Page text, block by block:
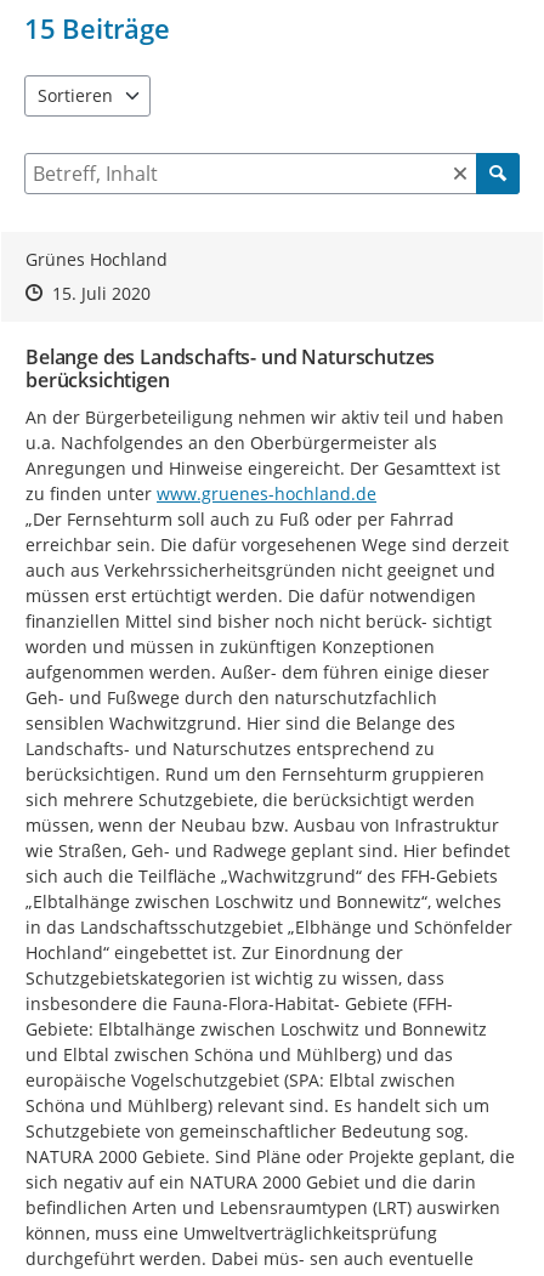
15 Beiträge
Sortieren
Suche nach Beiträgen und Kommentaren
Grünes Hochland
Zeitpunkt des Erstellens
Zeitpunkt des Erstellens
15. Juli 2020Zur Äußerung
Belange des Landschafts- und Naturschutzes
berücksichtigen
An der Bürgerbeteiligung nehmen wir aktiv teil und haben
u.a. Nachfolgendes an den Oberbürgermeister als
Anregungen und Hinweise eingereicht. Der Gesamttext ist
zu finden unter http://
www.gruenes-hochland.de
„Der Fernsehturm soll auch zu Fuß oder per Fahrrad
erreichbar sein. Die dafür vorgesehenen Wege sind derzeit
auch aus Verkehrssicherheitsgründen nicht geeignet und
müssen erst ertüchtigt werden. Die dafür notwendigen
finanziellen Mittel sind bisher noch nicht berück- sichtigt
worden und müssen in zukünftigen Konzeptionen
aufgenommen werden. Außer- dem führen einige dieser
Geh- und Fußwege durch den naturschutzfachlich
sensiblen Wachwitzgrund. Hier sind die Belange des
Landschafts- und Naturschutzes entsprechend zu
berücksichtigen. Rund um den Fernsehturm gruppieren
sich mehrere Schutzgebiete, die berücksichtigt werden
müssen, wenn der Neubau bzw. Ausbau von Infrastruktur
wie Straßen, Geh- und Radwege geplant sind. Hier befindet
sich auch die Teilfläche „Wachwitzgrund“ des FFH-Gebiets
„Elbtalhänge zwischen Loschwitz und Bonnewitz“, welches
in das Landschaftsschutzgebiet „Elbhänge und Schönfelder
Hochland“ eingebettet ist. Zur Einordnung der
Schutzgebietskategorien ist wichtig zu wissen, dass
insbesondere die Fauna-Flora-Habitat- Gebiete (FFH-
Gebiete: Elbtalhänge zwischen Loschwitz und Bonnewitz
und Elbtal zwischen Schöna und Mühlberg) und das
europäische Vogelschutzgebiet (SPA: Elbtal zwischen
Schöna und Mühlberg) relevant sind. Es handelt sich um
Schutzgebiete von gemeinschaftlicher Bedeutung sog.
NATURA 2000 Gebiete. Sind Pläne oder Projekte geplant, die
sich negativ auf ein NATURA 2000 Gebiet und die darin
befindlichen Arten und Lebensraumtypen (LRT) auswirken
können, muss eine Umweltverträglichkeitsprüfung
durchgeführt werden. Dabei müs- sen auch eventuelle